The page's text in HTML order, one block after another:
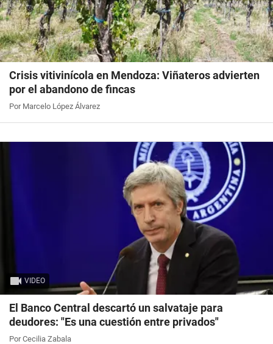
Crisis vitivinícola en Mendoza: Viñateros advierten
por el abandono de fincas
Por Marcelo López Álvarez
VIDEO
El Banco Central descartó un salvataje para
deudores: "Es una cuestión entre privados"
Por Cecilia Zabala